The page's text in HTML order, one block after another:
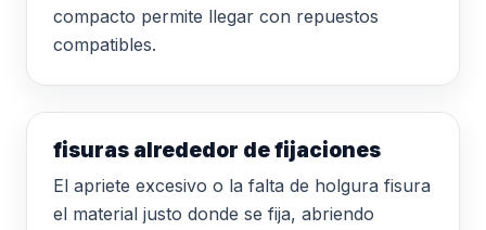
compacto permite llegar con repuestos
compatibles.
fisuras alrededor de fijaciones
El apriete excesivo o la falta de holgura fisura
el material justo donde se fija, abriendo